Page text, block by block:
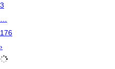
3
176
›